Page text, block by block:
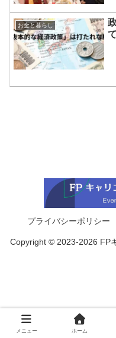
お金と暮らし
プライバシーポリシー
Copyright © 2023-2026 FP
メニュー ホーム